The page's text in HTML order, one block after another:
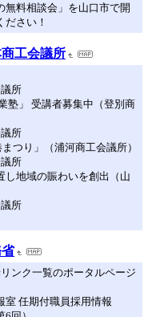
無料相談会」を山口市で開
さい！
商工会議所
所
塾」 受講者募集中（登別商
所
つり」（浦河商工会議所）
所
し地域の賑わいを創出（山
所
ンク一覧のポータルページ
室 任期付職員採用情報